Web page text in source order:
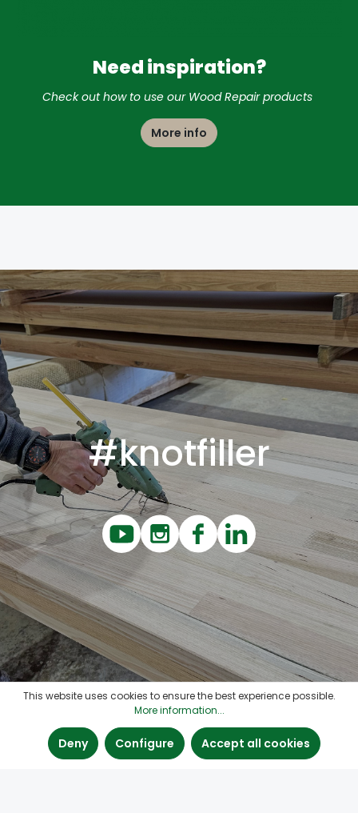
Need inspiration?
Check out how to use our Wood Repair products
More info
#knotfiller
Contact
This website uses cookies to ensure the best experience possible.
More information...
Deny Configure Accept all cookies